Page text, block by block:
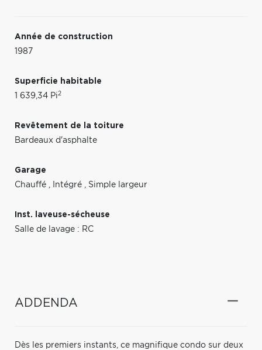
Année de construction
1987
Superficie habitable
1 639,34 Pi2
Revêtement de la toiture
Bardeaux d'asphalte
Garage
Chauffé , Intégré , Simple largeur
Inst. laveuse-sécheuse
Salle de lavage : RC
ADDENDA
Dès les premiers instants, ce magnifique condo sur deux